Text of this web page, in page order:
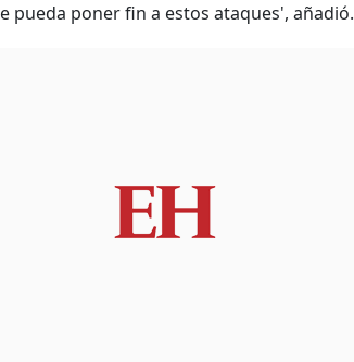
pueda poner fin a estos ataques', añadió.